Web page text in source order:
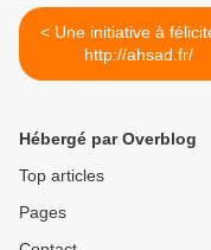
< Une initiative à féliciter !.
http://ahsad.fr/
Hébergé par Overblog
Top articles
Pages